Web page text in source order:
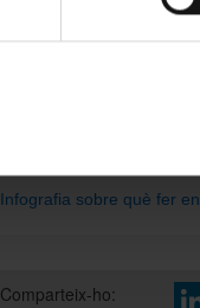
d'alta a la Seguretat
Acord sobre la cotització
Informació sobre el
Infografia sobre què fer
Comparteix-ho: